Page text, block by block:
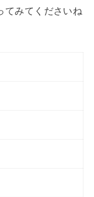
てみてくださいね